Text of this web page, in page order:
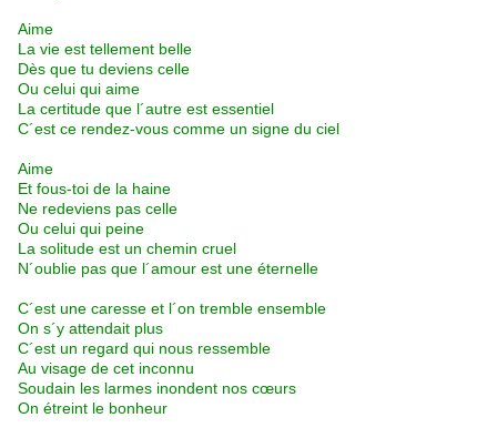
Aime
La vie est tellement belle
Dès que tu deviens celle
Ou celui qui aime
La certitude que l´autre est essentiel
C´est ce rendez-vous comme un signe du ciel
Aime
Et fous-toi de la haine
Ne redeviens pas celle
Ou celui qui peine
La solitude est un chemin cruel
N´oublie pas que l´amour est une éternelle
C´est une caresse et l´on tremble ensemble
On s´y attendait plus
C´est un regard qui nous ressemble
Au visage de cet inconnu
Soudain les larmes inondent nos cœurs
On étreint le bonheur